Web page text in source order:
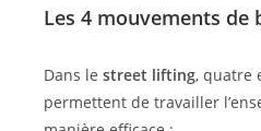
Les 4 mouvements de
Dans le street lifting, quatre
permettent de travailler